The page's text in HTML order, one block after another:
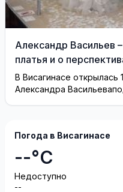
Александр Васильев
платья и о
(видео)
В Висагинасе открылась
Александра
Погода в Висагинасе
--°C
Недоступно
--